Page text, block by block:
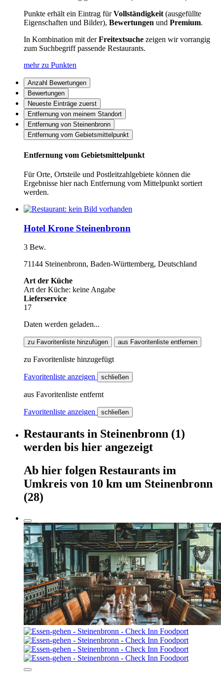
Punkte erhält ein Eintrag fürVollständigkeit(ausgefüllte
Eigenschaften und Bilder), Bewertungen und Premium.
In Kombination mit derFreitextsuche zeigen wir vorrangig
zum Suchbegriff passende Restaurants.
mehr zu Punkten
Anzahl Bewertungen
Bewertungen
Neueste Einträge zuerst
Entfernung von meinem Standort
Entfernung von Steinenbronn
Entfernung vom Gebietsmittelpunkt
Entfernung vom Gebietsmittelpunkt
Für Orte, Ortsteile und Postleitzahlgebiete können die
Ergebnisse hier nach Entfernung vom Mittelpunkt sortiert
werden.
Hotel Krone Steinenbronn
3 Bew.
71144 Steinenbronn, Baden-Württemberg, Deutschland
Art der Küche
Art der Küche: keine Angabe
Lieferservice
17
Daten werden geladen...
zu Favoritenliste hinzufügen aus Favoritenliste entfernen
zu Favoritenliste hinzugefügt
Favoritenliste anzeigen schließen
aus Favoritenliste entfernt
Favoritenliste anzeigen schließen
Restaurants in Steinenbronn (1)
werden bis hier angezeigt
Ab hier folgen Restaurants im
Umkreis von 10 km um Steinenbronn
(28)